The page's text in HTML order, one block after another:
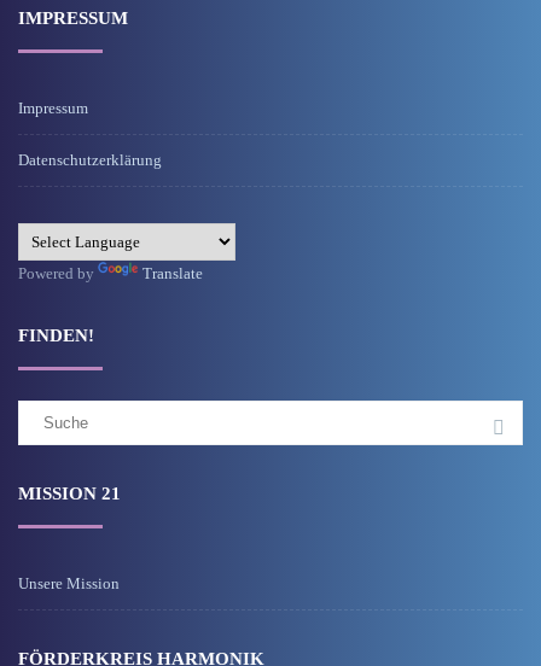
IMPRESSUM
Impressum
Datenschutzerklärung
Powered by Translate
FINDEN!
MISSION 21
Unsere Mission
FÖRDERKREIS HARMONIK